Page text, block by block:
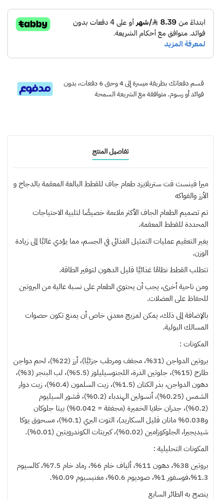
قسم دفعاتك بطريقة ميسرة إلى 4 وحتى 6 دفعات، بدون
فوائد أو رسوم. متوافقة مع الشريعة السمحة
تفاصيل المنتج
ميرا فينست فت ستريلايزد طعام جاف للقطط البالغة المعقمة بالدجاج و
الأرز والفواكه
تم تصميم الطعام الجاف الأكثر ملاءمة خصيصًا لتلبية الاحتياجات
المحددة للقطط المعقمة.
يغير التعقيم عمليات التمثيل الغذائي في الجسم، مما يؤدي غالبًا إلى زيادة
الوزن.
تتطلب القطط نظامًا غذائيًا قليل الدهون لتوفير الطاقة.
ومن ناحية أخرى، يجب أن يحتوي الطعام على نسبة عالية من البروتين
للحفاظ على العضلات.
بالإضافة إلى ذلك، يمكن لمزيج معدني خاص أن يمنع تكون حصوات
المسالك البولية.
المكونات :
بروتين الدواجن (31%، مجفف ومرطب جزئيًا)، أرز (22%)، لحم دواجن
طازج (15%)، جلوتين الذرة، اللجنوسيليلوز (5.5%)، لب البنجر (3%)،
دهون الدواجن، بذر الكتان (1.5%)، زيت السلمون (0.4%)، زيت دوار
الشمس (0.25%)، أنسولين الهندباء (0.2%)، قشور السيليوم
(0.2%)، جدران خلايا الخميرة (مجففة = 0.042%) بيتا جلوكان
و0.038% مانان قليل السكاريد)، التوت البري (0.1%)، مسحوق يوكا
شيديجيرا، الجلوكوزامين (0.02%)، كبريتات الكوندرويتين (0.01%).
المكونات التحليلية :
بروتين 38%، دهون 11%، ألياف خام 6%، رماد خام 7.5%، كالسيوم
1.3%،فوسفور 1%، صوديوم 0.6%، مغنيسيوم 0.09%.
ينصح بهالطائر السابع